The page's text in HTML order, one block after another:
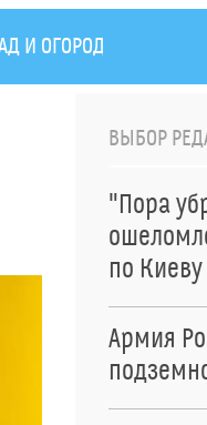
И ОГОРОД
ВЫБОР
"Пора
по Киеву
Армия